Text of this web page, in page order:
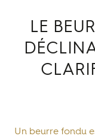
LE
Un beurre fondu